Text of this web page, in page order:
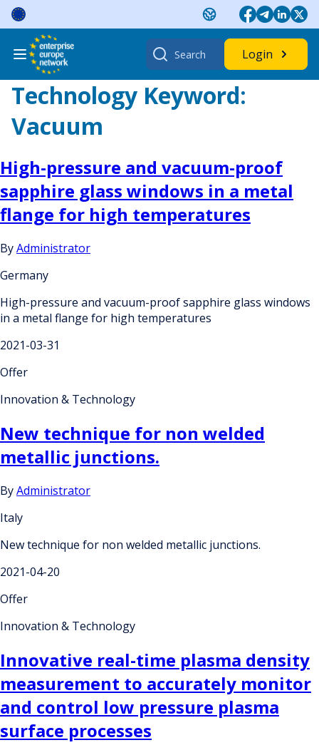
Skip
content
Search
for:
Login
Technology Keyword:
Vacuum
High-pressure and vacuum-proof
sapphire glass windows in a metal
flange for high temperatures
ByAdministrator
Germany
High-pressure and vacuum-proof sapphire glass windows
in a metal flange for high temperatures
2021-03-31
Offer
Innovation & Technology
New technique for non welded
metallic junctions.
ByAdministrator
Italy
New technique for non welded metallic junctions.
2021-04-20
Offer
Innovation & Technology
Innovative real-time plasma density
measurement to accurately monitor
and control low pressure plasma
surface processes